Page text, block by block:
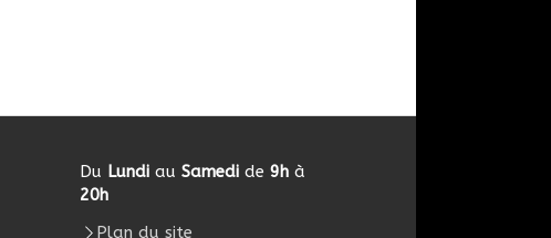
Du Lundiau Samedide 9hà
20h
Plan du site